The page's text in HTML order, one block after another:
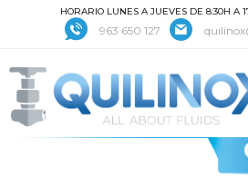
HORARIO LUNES A JUEVES DE 8:30H A
963 650 127